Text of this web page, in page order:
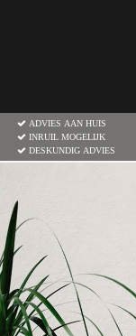
ADVIES AAN HUIS
INRUIL MOGELIJK
DESKUNDIG ADVIES